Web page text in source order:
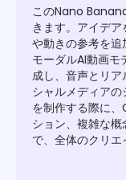
このNano
きます。アイデ
や動きの参考を
モーダルAI動画
成し、音声とリ
シャルメディア
を制作する際に
ション、複雑な
で、全体のクリエ